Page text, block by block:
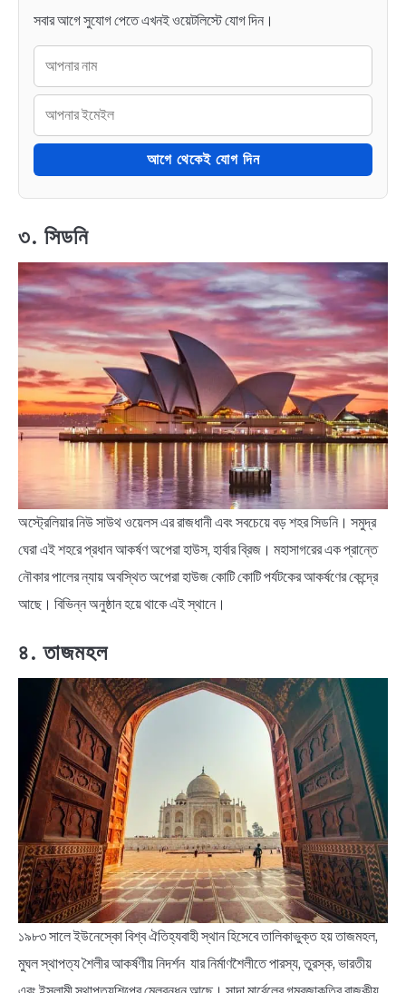
সবার আগে সুযোগ পেতে এখনই ওয়েটলিস্টে যোগ দিন।
আগে থেকেই যোগ দিন
৩. সিডনি
অস্ট্রেলিয়ার নিউ সাউথ ওয়েলস এর রাজধানী এবং সবচেয়ে বড় শহর সিডনি। সমুদ্র
ঘেরা এই শহরে প্রধান আকর্ষণ অপেরা হাউস, হার্বার ব্রিজ। মহাসাগরের এক প্রান্তে
নৌকার পালের ন্যায় অবস্থিত অপেরা হাউজ কোটি কোটি পর্যটকের আকর্ষণের কেন্দ্রে
আছে। বিভিন্ন অনুষ্ঠান হয়ে থাকে এই স্থানে।
৪. তাজমহল
১৯৮৩ সালে ইউনেস্কো বিশ্ব ঐতিহ্যবাহী স্থান হিসেবে তালিকাভুক্ত হয় তাজমহল,
মুঘল স্থাপত্য শৈলীর আকর্ষণীয় নিদর্শন যার নির্মাণশৈলীতে পারস্য, তুরস্ক, ভারতীয়